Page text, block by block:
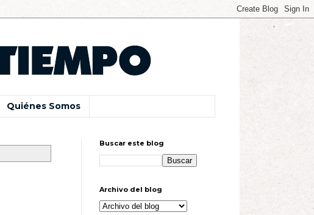
Quiénes Somos
Buscar este blog
Archivo del blog